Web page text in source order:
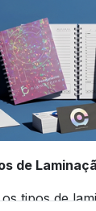
de
tipos de